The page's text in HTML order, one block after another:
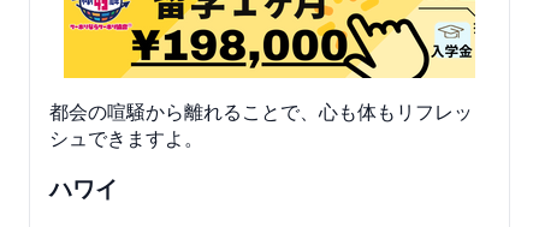
都会の喧騒から離れることで、心も体もリフレッ
シュできますよ。
ハワイ